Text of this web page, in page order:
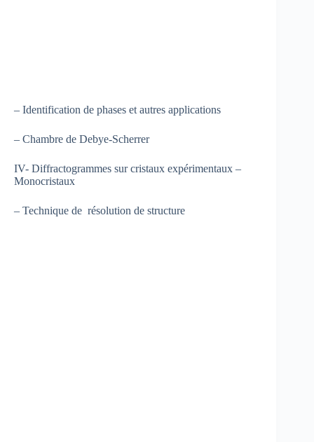
– Identification de phases et autres applications
– Chambre de Debye-Scherrer
IV- Diffractogrammes sur cristaux expérimentaux –
Monocristaux
– Technique de résolution de structure